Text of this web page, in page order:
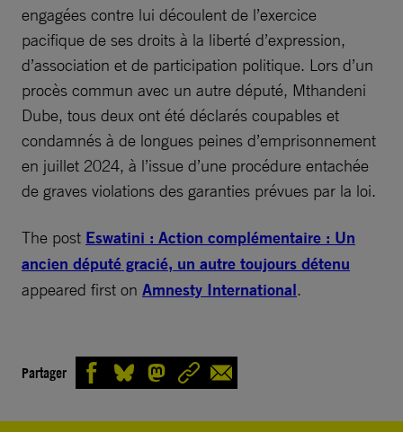
engagées contre lui découlent de l’exercice
pacifique de ses droits à la liberté d’expression,
d’association et de participation politique. Lors d’un
procès commun avec un autre député, Mthandeni
Dube, tous deux ont été déclarés coupables et
condamnés à de longues peines d’emprisonnement
en juillet 2024, à l’issue d’une procédure entachée
de graves violations des garanties prévues par la loi.
The post Eswatini : Action complémentaire : Un
ancien député gracié, un autre toujours détenu
appeared first on Amnesty International.
Partager